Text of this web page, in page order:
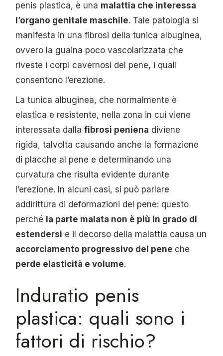
penis plastica, è una malattia che interessa
l’organo genitale maschile. Tale patologia si
manifesta in una fibrosi della tunica albuginea,
ovvero la guaina poco vascolarizzata che
riveste i corpi cavernosi del pene, i quali
consentono l’erezione.
La tunica albuginea, che normalmente è
elastica e resistente, nella zona in cui viene
interessata dallafibrosi peniena diviene
rigida, talvolta causando anche la formazione
di placche al pene e determinando una
curvatura che risulta evidente durante
l’erezione. In alcuni casi, si può parlare
addirittura di deformazioni del pene: questo
perché la parte malata non è più in grado di
estendersi e il decorso della malattia causa un
accorciamento progressivo del pene che
perde elasticità e volume.
Induratio penis
plastica: quali sono i
fattori di rischio?